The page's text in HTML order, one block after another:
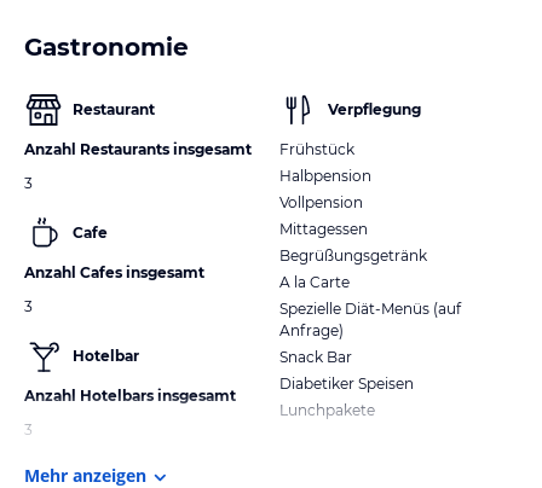
Gastronomie
Restaurant
Anzahl Restaurants insgesamt
3
Cafe
Anzahl Cafes insgesamt
3
Hotelbar
Anzahl Hotelbars insgesamt
3
Verpflegung
Frühstück
Halbpension
Vollpension
Mittagessen
Begrüßungsgetränk
A la Carte
Spezielle Diät-Menüs (auf
Anfrage)
Snack Bar
Diabetiker Speisen
Lunchpakete
Mehr anzeigen